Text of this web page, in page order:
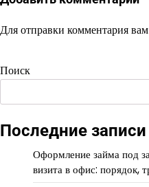
Для отправки комментария
Поиск
Последние записи
Оформление займа под
визита в офис: порядок,